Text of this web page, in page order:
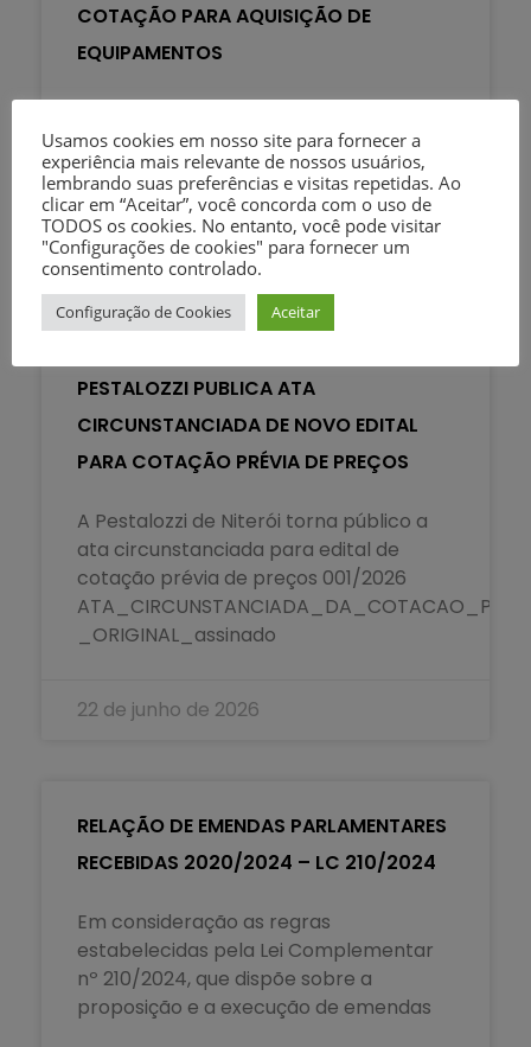
COTAÇÃO PARA AQUISIÇÃO DE
EQUIPAMENTOS
homologou, nesta quarta-feira, 1º de
julho, o resultado da Cotação Prévia de
Preços nº 001/2026,
2 de julho de 2026
PESTALOZZI PUBLICA ATA
CIRCUNSTANCIADA DE NOVO EDITAL
PARA COTAÇÃO PRÉVIA DE PREÇOS
A Pestalozzi de Niterói torna público a
ata circunstanciada para edital de
cotação prévia de preços 001/2026
_ORIGINAL_assinado
22 de junho de 2026
RELAÇÃO DE EMENDAS PARLAMENTARES
RECEBIDAS 2020/2024 – LC 210/2024
Em consideração as regras
estabelecidas pela Lei Complementar
nº 210/2024, que dispõe sobre a
proposição e a execução de emendas
Usamos cookies em nosso site para fornecer a
experiência mais relevante de nossos usuários,
lembrando suas preferências e visitas repetidas. Ao
clicar em “Aceitar”, você concorda com o uso de
TODOS os cookies. No entanto, você pode visitar
"Configurações de cookies" para fornecer um
consentimento controlado.
Configuração de Cookies Aceitar